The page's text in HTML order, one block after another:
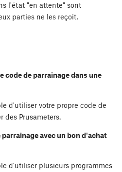
l'état "en attente" sont
parties ne les reçoit.
code de parrainage dans une
d'utiliser votre propre code de
des Prusameters.
avec un bon d'achat
d'utiliser plusieurs programmes